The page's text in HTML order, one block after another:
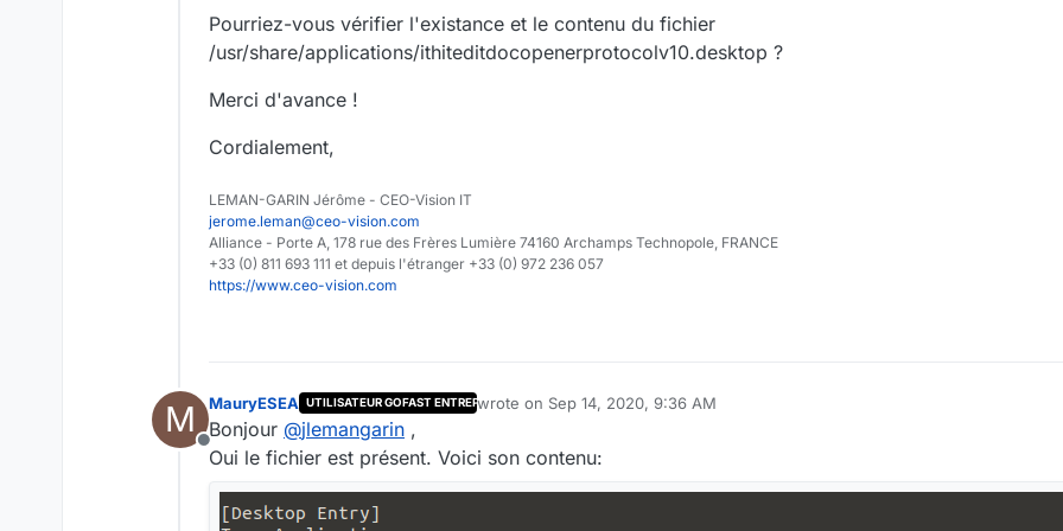
Pourriez-vous vérifier l'existance et le contenu du fichier
/usr/share/applications/ithiteditdocopenerprotocolv10.desktop ?
Merci d'avance !
Cordialement,
LEMAN-GARIN Jérôme - CEO-Vision IT
jerome.leman@ceo-vision.com
Alliance - Porte A, 178 rue des Frères Lumière 74160 Archamps Technopole, FRANCE
+33 (0) 811 693 111 et depuis l'étranger +33 (0) 972 236 057
https://www.ceo-vision.com
M
Offline
MauryESEA UTILISATEUR GOFAST ENTREPRISEwrote on Sep 14, 2020, 9:36 AM
last edited by
Bonjour @jlemangarin ,
Oui le fichier est présent. Voici son contenu: